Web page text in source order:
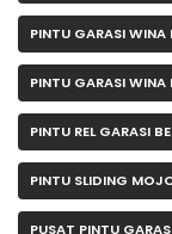
PINTU GARASI
PINTU GARASI WINA
PINTU REL GARASI
PINTU SLIDING
PUSAT PINTU